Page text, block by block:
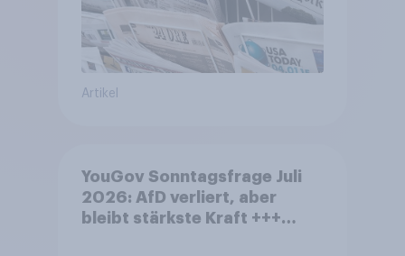
Artikel
YouGov Sonntagsfrage Juli
2026: AfD verliert, aber
bleibt stärkste Kraft +++